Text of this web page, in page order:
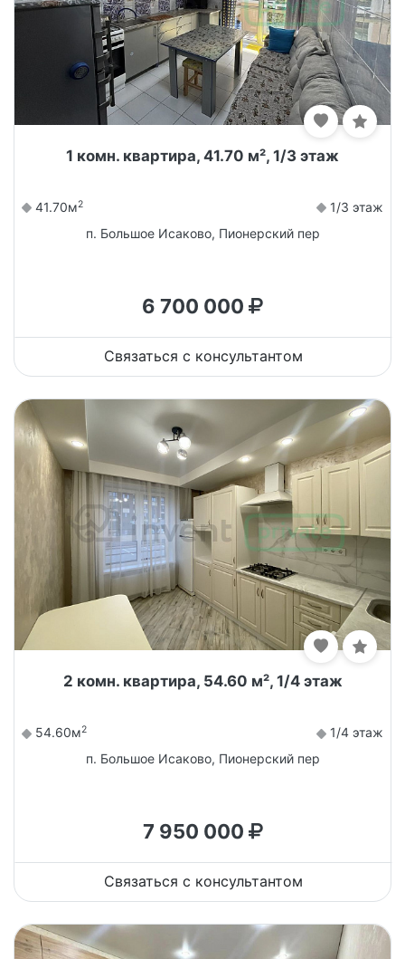
1 комн. квартира, 41.70 м², 1/3 этаж
41.70м2
1/3 этаж
п. Большое Исаково, Пионерский пер
6 700 000
Связаться с консультантом
2 комн. квартира, 54.60 м², 1/4 этаж
54.60м2
1/4 этаж
п. Большое Исаково, Пионерский пер
7 950 000
Связаться с консультантом